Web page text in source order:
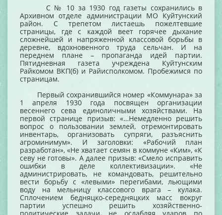
С № 10 за 1930 год газеты сохранились в
Архивном отделе администрации МО Куйтунский
район. С трепетом листаешь пожелтевшие
страницы, где с каждой веет горячее дыхание
сложнейшей и напряженной классовой борьбы в
деревне, вдохновенного труда сельчан. И на
переднем плане – пропаганда идей партии.
Пятидневная газета учреждена Куйтунским
Райкомом ВКП(б) и Райисполкомом. Пробежимся по
страницам.
Первый сохранившийся номер «Коммунара» за
1 апреля 1930 года посвящен организации
весеннего сева единоличными хозяйствами. На
первой странице призыв: «…Немедленно решить
вопрос о пользовании землей, отремонтировать
инвентарь, организовать супряги, разъяснить
агроминимум». И заголовки: «Рабочий план
разработан», «Не хватает семян в коммуне «Ким», «К
севу не готовы». А далее призыв: «Смело исправить
ошибки в деле коллективизации». «Не
администрировать, не командовать, решительно
вести борьбу с «левыми» перегибами, льющими
воду на мельницу классового врага – кулака.
Сплочением бедняцко-середняцких масс вокруг
партии успешно решить хозяйственно-